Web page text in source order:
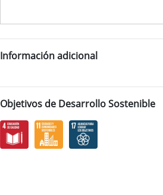
Información adicional
Objetivos de Desarrollo Sostenible